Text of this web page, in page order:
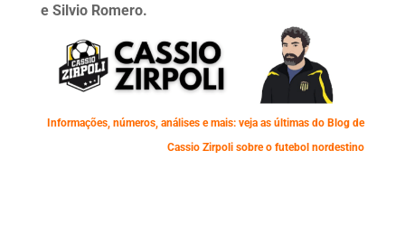
e Silvio Romero.
Informações, números, análises e mais: veja as últimas do Blog de
Cassio Zirpoli sobre o futebol nordestino